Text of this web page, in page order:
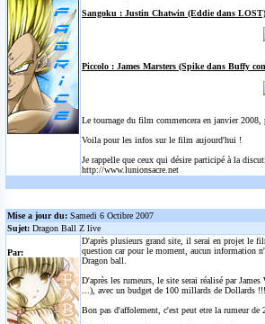
Sangoku : Justin Chatwin (Eddie dans LOST)
Piccolo : James Marsters (Spike dans Buffy
Le tournage du film commencera en janvier
Voila pour les infos sur le film aujourd'hui !
Je rappelle que ceux qui désire participé à la
http://www.lunionsacre.net
Mise a jour du: Samedi 6 Octibre 2007
Sujet: Dragon Ball Z live
Par:
D'après plusieurs grand site, il serai en projet le
question car pour le moment, aucun information
Dragon ball.
D'après les rumeurs, le site serai réalisé par
...), avec un budget de 100 millards de Dollards
Bon pas d'affolement, c'est peut etre la rumeur de